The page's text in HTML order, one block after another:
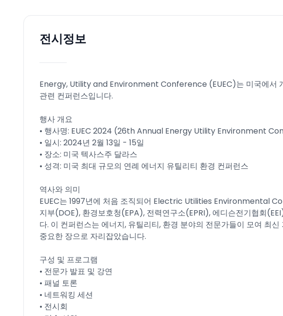
전시정보
Energy, Utility and Environment Conference (EUEC)는 미국에서
관련 컨퍼런스입니다.
행사 개요
• 행사명: EUEC 2024 (26th Annual Energy Utility Environment
• 일시: 2024년 2월 13일 - 15일
• 장소: 미국 텍사스주 달라스
• 성격: 미국 최대 규모의 연례 에너지 유틸리티 환경 컨퍼런스
역사와 의미
EUEC는 1997년에 처음 조직되어 Electric Utilities Environmental
지부(DOE), 환경보호청(EPA), 전력연구소(EPRI), 에디슨전기협회
다. 이 컨퍼런스는 에너지, 유틸리티, 환경 분야의 전문가들이 모여 최
중요한 장으로 자리잡았습니다.
구성 및 프로그램
• 전문가 발표 및 강연
• 패널 토론
• 네트워킹 세션
• 전시회